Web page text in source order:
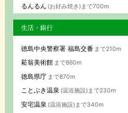
るんるん (お好み焼き)まで700m
生活・銀行
徳島中央警察署 福島交番 まで210m
菘翁美術館 まで860m
徳島県庁 まで870m
ことぶき温泉 (温浴施設)まで230m
安宅温泉 (温浴施設)まで340m